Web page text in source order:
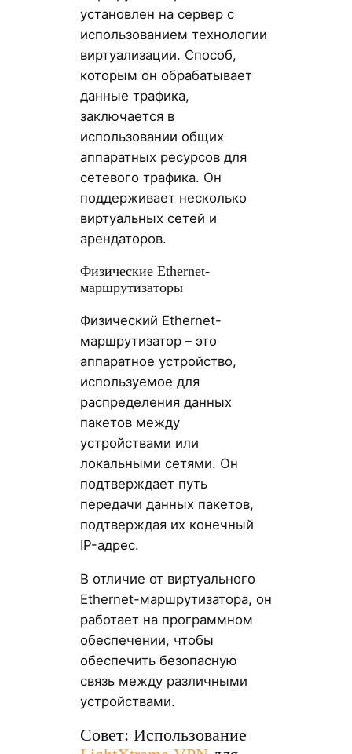
установлен на сервер с
использованием технологии
виртуализации. Способ,
которым он обрабатывает
данные трафика,
заключается в
использовании общих
аппаратных ресурсов для
сетевого трафика. Он
поддерживает несколько
виртуальных сетей и
арендаторов.
Физические Ethernet-
маршрутизаторы
Физический Ethernet-
маршрутизатор – это
аппаратное устройство,
используемое для
распределения данных
пакетов между
устройствами или
локальными сетями. Он
подтверждает путь
передачи данных пакетов,
подтверждая их конечный
IP-адрес.
В отличие от виртуального
Ethernet-маршрутизатора, он
работает на программном
обеспечении, чтобы
обеспечить безопасную
связь между различными
устройствами.
Совет: Использование